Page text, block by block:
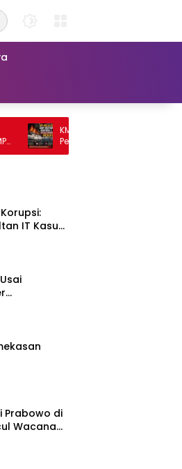
KMP Mutiara Sentosa 2 Terbakar,
Penumpang Nekat Melompat ke Laut
IT Kasus
Tahun
Prabowo di
Wacana
dan